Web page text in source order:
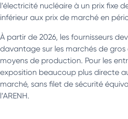
l’électricité nucléaire à un prix fixe
inférieur aux prix de marché en
À partir de 2026, les fournisseurs
davantage sur les marchés de gros
moyens de production. Pour les
exposition beaucoup plus directe
marché, sans filet de sécurité
l’ARENH.